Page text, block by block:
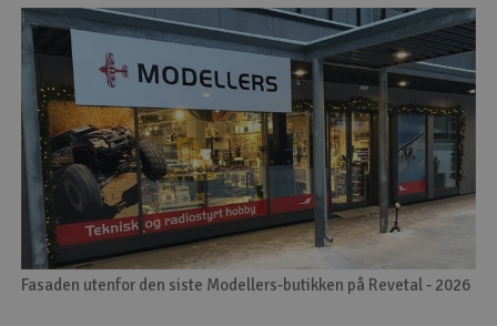
Fasaden utenfor den siste Modellers-butikken på Revetal - 2026